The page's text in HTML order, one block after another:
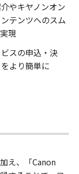
やキヤノンオン
テンツへのスム
現
スの申込・決
より簡単に
え、「Canon